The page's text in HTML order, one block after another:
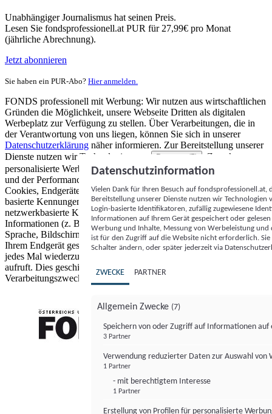
Unabhängiger Journalismus hat seinen Preis.
Lesen Sie fondsprofessionell.at PUR für 27,99€ pro Monat
(jährliche Abrechnung).
Jetzt abonnieren
Sie haben ein PUR-Abo? Hier anmelden.
FONDS professionell mit Werbung: Wir nutzen aus wirtschaftlichen
Gründen die Möglichkeit, unsere Webseite Dritten als digitalen
Werbeplatz zur Verfügung zu stellen. Über Verarbeitungen, die in
der Verantwortung von uns liegen, können Sie sich in unserer
Datenschutzerklärung näher informieren. Zur Bereitstellung unserer
Dienste nutzen wir Technologien von
Partnern (5)
. Zwecke:
personalisierte Werbung und Inhalte, Messung von Werbeleistung
und der Performance von Inhalten sowie Zielgruppenforschung.
Cookies, Endgeräte- oder ähnliche Online-Kennungen (z. B. login-
basierte Kennungen, zufällig generierte Kennungen,
netzwerkbasierte Kennungen) können zusammen mit anderen
Informationen (z. B. Browsertyp und Browserinformationen,
Sprache, Bildschirmgröße, unterstützte Technologien usw.) auf
Ihrem Endgerät gespeichert oder von dort ausgelesen werden, um es
jedes Mal wiederzuerkennen, wenn es eine App oder einer Webseite
aufruft. Dies geschieht für einen oder mehrere der hier aufgeführten
Verarbeitungszwecke.
Datenschutzinformation
Vielen Dank für Ihren Besuch auf
Bereitstellung unserer Dienste nutzen wir Technologien
Login-basierte Identifikatoren, zufällig zugewiesene
Informationen auf Ihrem Gerät gespeichert oder
Werbung und Inhalte, Messung von Werbeleistung
ist für den Zugriff auf die Website nicht erforderlich.
Schalter ändern, oder später jederzeit via
ZWECKE PARTNER
Allgemein Zwecke (7)
Speichern von oder Zugriff auf Informationen auf
3 Partner
Verwendung reduzierter Daten zur Auswahl von
1 Partner
- mit berechtigtem Interesse
1 Partner
Erstellung von Profilen für personalisierte
FONDS professionell